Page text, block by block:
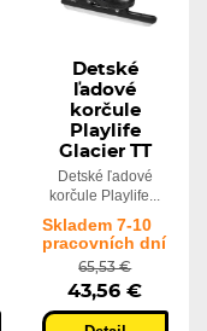
Detské
ľadové
korčule
Playlife
Glacier TT
Detské ľadové
korčule Playlife...
Skladem 7-10
pracovních dní
65,53 €
43,56 €